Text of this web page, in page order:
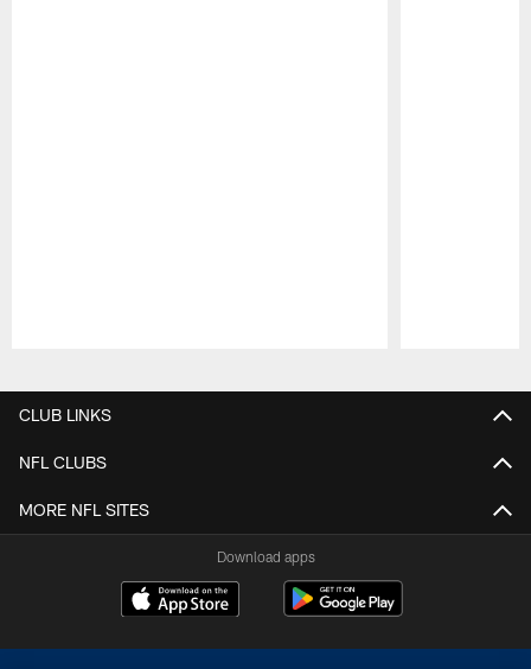
CLUB LINKS
NFL CLUBS
MORE NFL SITES
Download apps